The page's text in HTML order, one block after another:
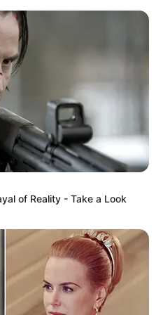
para a Páscoa:
para se
of Reality - Take a Look